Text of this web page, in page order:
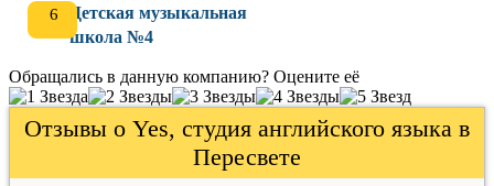
Детская музыкальная
школа №4
Обращались в данную компанию? Оцените её
Отзывы о Yes, студия английского языка в
Пересвете